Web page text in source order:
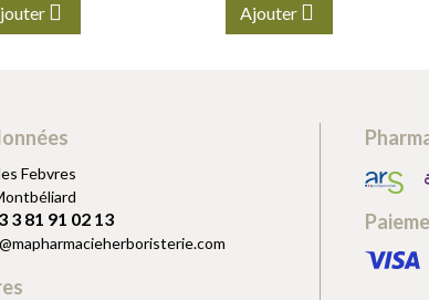
Ajouter
Febvres
3 81 91 02 13
@mapharmacieherboristerie.com